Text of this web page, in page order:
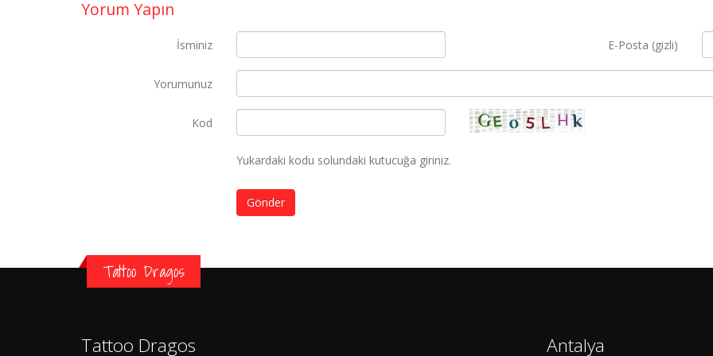
Yorum Yapın
İsminiz E-Posta (gizli)
Yorumunuz
Kod
Yukardaki kodu solundaki kutucuğa giriniz.
Gönder
Tattoo Dragos
Tattoo Dragos Antalya